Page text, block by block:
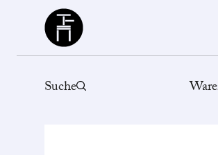
Büchergilde
Suche